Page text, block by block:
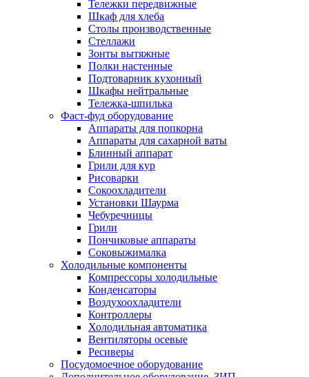
Тележки передвижные
Шкаф для хлеба
Столы производственные
Стеллажи
Зонты вытяжные
Полки настенные
Подтоварник кухонный
Шкафы нейтральные
Тележка-шпилька
Фаст-фуд оборудование
Аппараты для попкорна
Аппараты для сахарной ваты
Блинный аппарат
Грили для кур
Рисоварки
Сокоохладители
Установки Шаурма
Чебуречницы
Грили
Пончиковые аппараты
Соковыжималка
Холодильные компоненты
Компрессоры холодильные
Конденсаторы
Воздухоохладители
Контроллеры
Холодильная автоматика
Вентиляторы осевые
Ресиверы
Посудомоечное оборудование